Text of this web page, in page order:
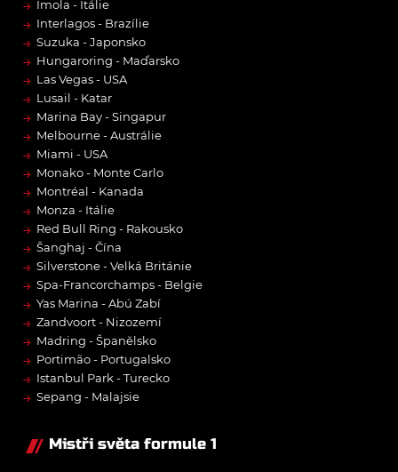
→ Imola - Itálie
→ Interlagos - Brazílie
→ Suzuka - Japonsko
→ Hungaroring - Maďarsko
→ Las Vegas - USA
→ Lusail - Katar
→ Marina Bay - Singapur
→ Melbourne - Austrálie
→ Miami - USA
→ Monako - Monte Carlo
→ Montréal - Kanada
→ Monza - Itálie
→ Red Bull Ring - Rakousko
→ Šanghaj - Čína
→ Silverstone - Velká Británie
→ Spa-Francorchamps - Belgie
→ Yas Marina - Abú Zabí
→ Zandvoort - Nizozemí
→ Madring - Španělsko
→ Portimão - Portugalsko
→ Istanbul Park - Turecko
→ Sepang - Malajsie
Mistři světa formule 1